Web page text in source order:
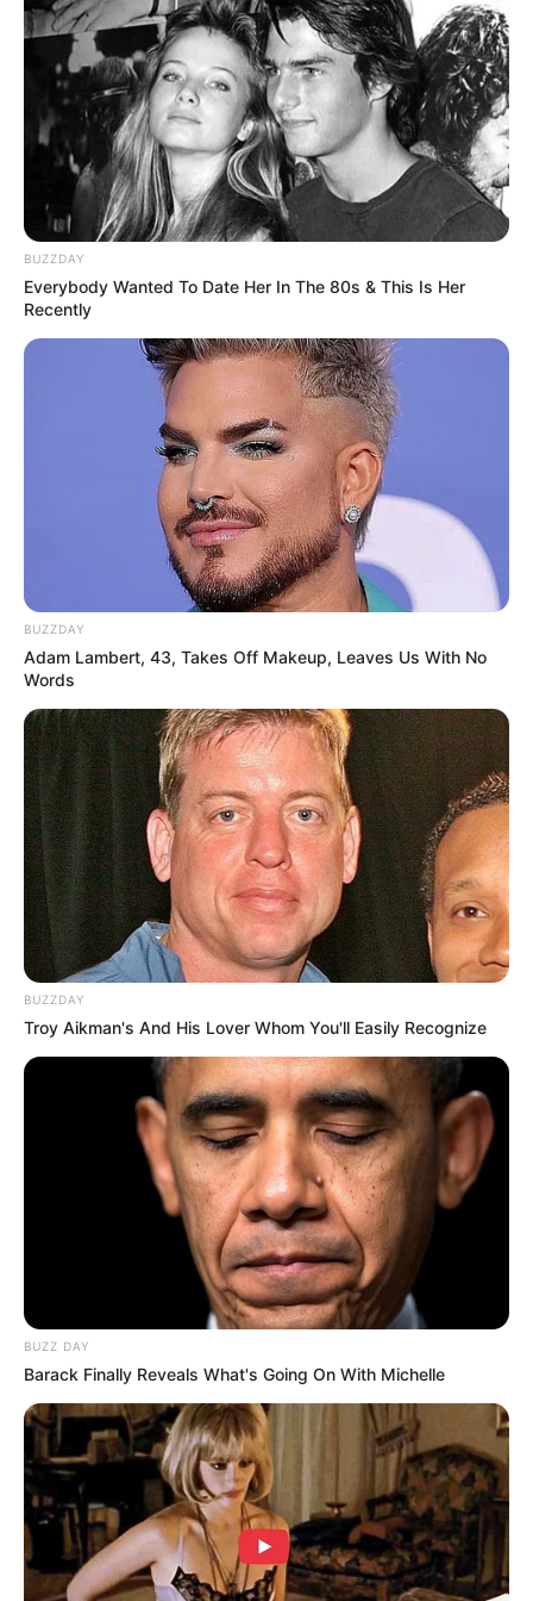
LIHAT ARTIKEL LAINNYA
Nyimas Ratu Rafa
Shenina Cinnamon Megan Domani
BUZZDAY
Everybody Wanted To Date Her In The 80s & This Is Her
Recently
BUZZDAY
Adam Lambert, 43, Takes Off Makeup, Leaves Us With No
Words
BUZZDAY
Troy Aikman's And His Lover Whom You'll Easily Recognize
BUZZ DAY
Barack Finally Reveals What's Going On With Michelle